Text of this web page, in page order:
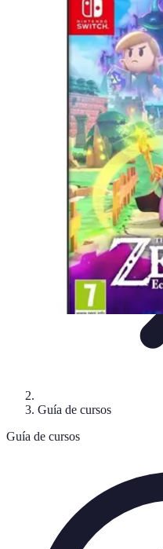
Cursos en Español
Consejos de Aprendizaje
ComparativaCursos
Cursos en Español
Guía de cursos
Guía de cursos